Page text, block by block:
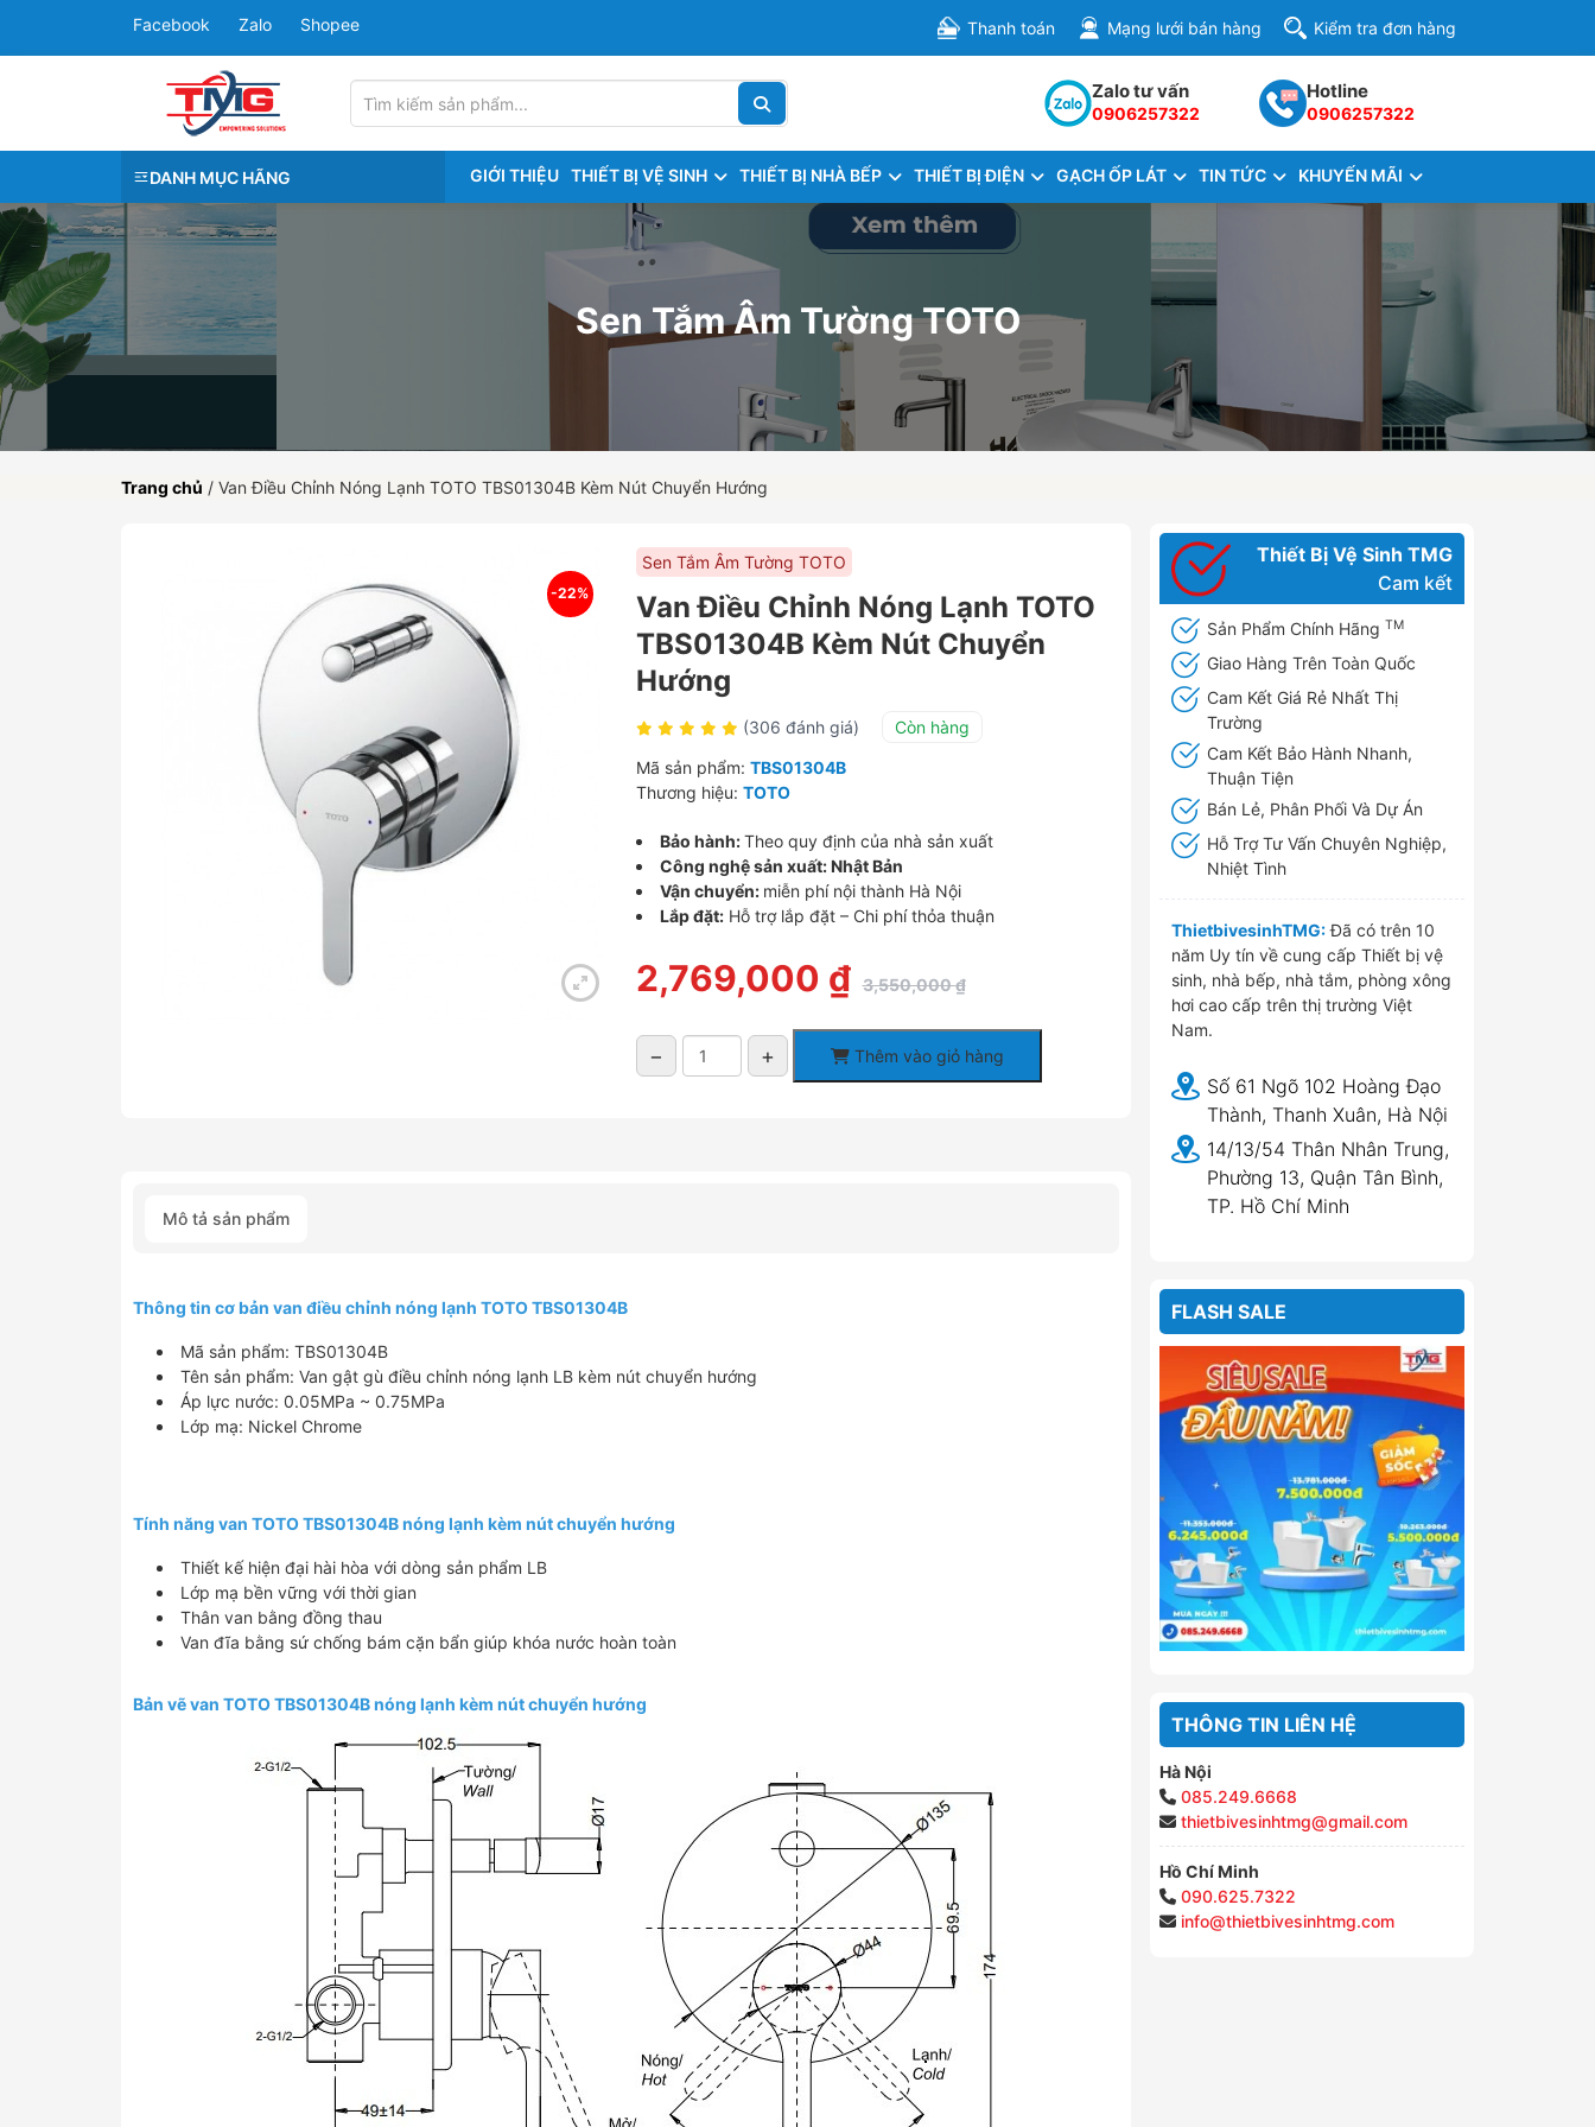
Facebook Zalo Shopee Thanh toán Mạng lưới bán hàng Kiểm tra đơn hàng
Hotline
0906257322
Zalo tư vấn
0906257322
DANH MỤC HÃNG GIỚI THIỆU THIẾT BỊ VỆ SINH THIẾT BỊ NHÀ BẾP THIẾT BỊ ĐIỆN GẠCH ỐP LÁT TIN TỨC KHUYẾN MÃI
Sen Tắm Âm Tường TOTO
Trang chủ / Van Điều Chỉnh Nóng Lạnh TOTO TBS01304B Kèm Nút Chuyển Hướng
-22%
Sen Tắm Âm Tường TOTO
Van Điều Chỉnh Nóng Lạnh TOTO
TBS01304B Kèm Nút Chuyển
Hướng
(306 đánh giá)
Còn hàng
Mã sản phẩm: TBS01304B
Thương hiệu: TOTO
Bảo hành:Theo quy định của nhà sản xuất
Công nghệ sản xuất: Nhật Bản
Vận chuyển: miễn phí nội thành Hà Nội
Lắp đặt:Hỗ trợ lắp đặt – Chi phí thỏa thuận
3,550,000₫
Giá
gốc
3,550,000 ₫.
2,769,000 ₫
Giá
hiện
là:
2,769,000 ₫.
lượng
− + Thêm vào giỏ hàng
Mô tả sản phẩm
Thông tin cơ bản van điều chỉnh nóng lạnh TOTO TBS01304B
Mã sản phẩm: TBS01304B
Tên sản phẩm: Van gật gù điều chỉnh nóng lạnh LB kèm nút chuyển hướng
Áp lực nước: 0.05MPa ~ 0.75MPa
Lớp mạ: Nickel Chrome
Tính năng van TOTO TBS01304B nóng lạnh kèm nút chuyển hướng
Thiết kế hiện đại hài hòa với dòng sản phẩm LB
Lớp mạ bền vững với thời gian
Thân van bằng đồng thau
Van đĩa bằng sứ chống bám cặn bẩn giúp khóa nước hoàn toàn
Bản vẽ van TOTO TBS01304B nóng lạnh kèm nút chuyển hướng
Thiết Bị Vệ Sinh TMG
Cam kết
Sản Phẩm Chính Hãng TM
Giao Hàng Trên Toàn Quốc
Cam Kết Giá Rẻ Nhất Thị
Trường
Cam Kết Bảo Hành Nhanh,
Thuận Tiện
Bán Lẻ, Phân Phối Và Dự Án
Hỗ Trợ Tư Vấn Chuyên Nghiệp,
Nhiệt Tình
ThietbivesinhTMG:Đã có trên 10
năm Uy tín về cung cấp Thiết bị vệ
sinh, nhà bếp, nhà tắm, phòng xông
hơi cao cấp trên thị trường Việt
Nam.
Số 61 Ngõ 102 Hoàng Đạo
Thành, Thanh Xuân, Hà Nội
14/13/54 Thân Nhân Trung,
Phường 13, Quận Tân Bình,
TP. Hồ Chí Minh
FLASH SALE
THÔNG TIN LIÊN HỆ
Hà Nội
085.249.6668
thietbivesinhtmg@gmail.com
Hồ Chí Minh
090.625.7322
info@thietbivesinhtmg.com